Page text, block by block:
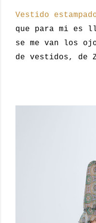
Vestido
que para mi es
se me van los
de vestidos, de